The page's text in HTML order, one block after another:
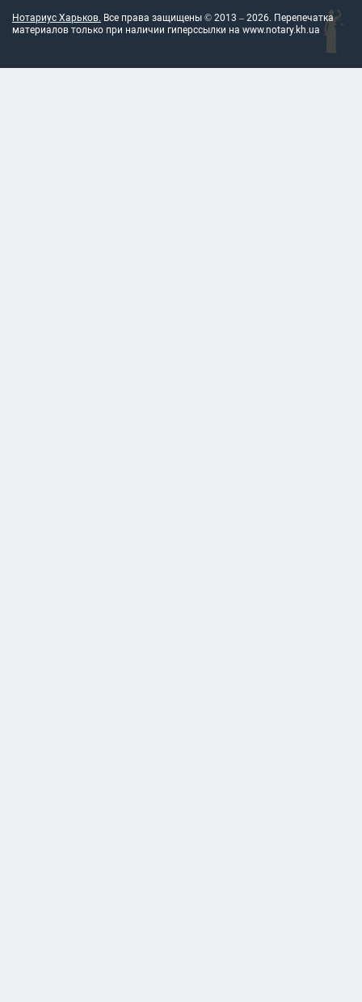
Нотариус Харьков. Все права защищены © 2013 – 2026. Перепечатка
материалов только при наличии гиперссылки на www.notary.kh.ua